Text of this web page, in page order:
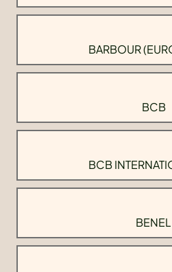
BARBOUR
BCB
BCB
BENEL